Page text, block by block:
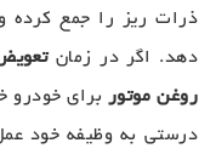
ذرات ریز را جمع کرده
دهد. اگر در زمان
روغن موتور برای خودرو
درستی به وظیفه خود